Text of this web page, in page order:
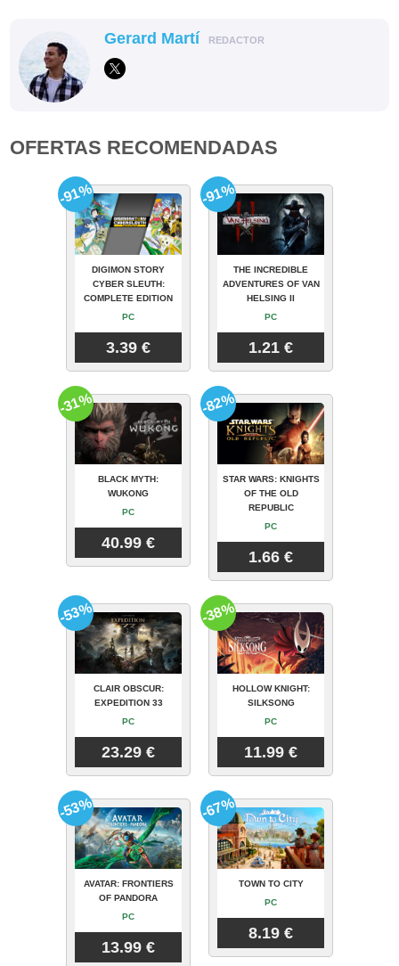
Gerard Martí REDACTOR
OFERTAS RECOMENDADAS
DIGIMON STORY
CYBER SLEUTH:
COMPLETE EDITION
PC
3.39 €
-91%
THE INCREDIBLE
ADVENTURES OF VAN
HELSING II
PC
1.21 €
-91%
BLACK MYTH:
WUKONG
PC
40.99 €
-31%
STAR WARS: KNIGHTS
OF THE OLD
REPUBLIC
PC
1.66 €
-82%
CLAIR OBSCUR:
EXPEDITION 33
PC
23.29 €
-53%
HOLLOW KNIGHT:
SILKSONG
PC
11.99 €
-38%
AVATAR: FRONTIERS
OF PANDORA
PC
13.99 €
-53%
TOWN TO CITY
PC
8.19 €
-67%